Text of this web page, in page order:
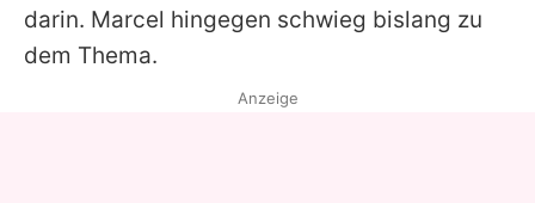
darin. Marcel hingegen schwieg bislang zu
dem Thema.
Anzeige